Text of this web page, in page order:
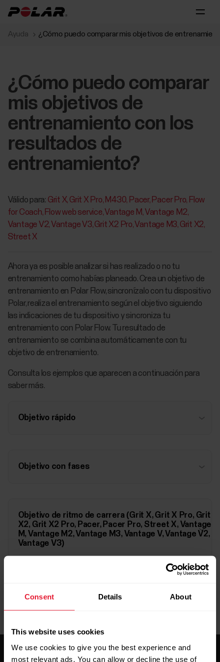
Consent Details About
This website uses cookies
We use cookies to give you the best experience and
most relevant ads. You can allow or decline the use of
Ayuda ¿Cómo puedo comparar mis objetivos de
¿Cómo puedo comparar
mis objetivos de
entrenamiento con los
resultados de
entrenamiento?
Válido para: Grit X Grit X Pro M430 Pacer Pacer Pro Flow
for Coach Flow web service Vantage M Vantage M2
Vantage V2 Vantage V3 Grit X2 Pro Vantage M3 Grit X2
Street X
Ahora ya es posible analizar si has realizado o no tu
entrenamiento como habías planeado. Crea un objetivo de
entrenamiento en Polar Flow, sincronízalo con tu dispositivo
Polar, realiza el entrenamiento según el objetivo siguiendo
las indicaciones de tu dispositivo y sincroniza tu
entrenamiento con Polar Flow. Tu resultado de
entrenamiento se combina automáticamente con tu
objetivo de entrenamiento.
Consulta los ejemplos que aparecen a continuación para
saber más.
Objetivo rápido
Objetivo con fases
Objetivo de ritmo de carrera (Grit X, Grit X Pro, Grit
X2, Grit X2 Pro, Pacer, Pacer Pro, Street X, Vantage
M, Vantage M2, Vantage M3, Vantage V, Vantage V2,
Vantage V3)